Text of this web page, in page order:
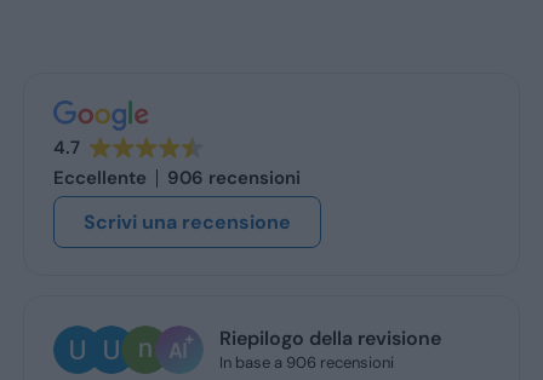
4.7
Eccellente
906 recensioni
Scrivi una recensione
Riepilogo della revisione
In base a 906 recensioni